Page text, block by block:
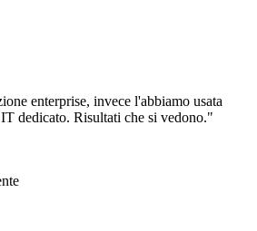
enterprise, invece l'abbiamo usata
dedicato. Risultati che si vedono."